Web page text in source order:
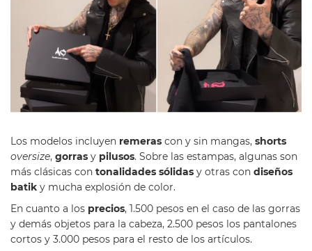
Los modelos incluyen remeras con y sin mangas, shorts
oversize, gorras y pilusos. Sobre las estampas, algunas son
más clásicas con tonalidades sólidas y otras con diseños
batik y mucha explosión de color.
En cuanto a los precios, 1.500 pesos en el caso de las gorras
y demás objetos para la cabeza, 2.500 pesos los pantalones
cortos y 3.000 pesos para el resto de los artículos.